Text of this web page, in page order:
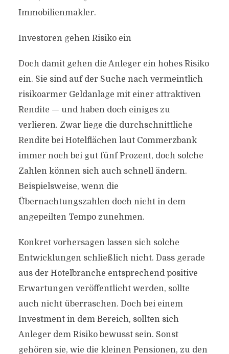
Immobilienmakler.
Investoren gehen Risiko ein
Doch damit gehen die Anleger ein hohes Risiko
ein. Sie sind auf der Suche nach vermeintlich
risikoarmer Geldanlage mit einer attraktiven
Rendite — und haben doch einiges zu
verlieren. Zwar liege die durchschnittliche
Rendite bei Hotelflächen laut Commerzbank
immer noch bei gut fünf Prozent, doch solche
Zahlen können sich auch schnell ändern.
Beispielsweise, wenn die
Übernachtungszahlen doch nicht in dem
angepeilten Tempo zunehmen.
Konkret vorhersagen lassen sich solche
Entwicklungen schließlich nicht. Dass gerade
aus der Hotelbranche entsprechend positive
Erwartungen veröffentlicht werden, sollte
auch nicht überraschen. Doch bei einem
Investment in dem Bereich, sollten sich
Anleger dem Risiko bewusst sein. Sonst
gehören sie, wie die kleinen Pensionen, zu den